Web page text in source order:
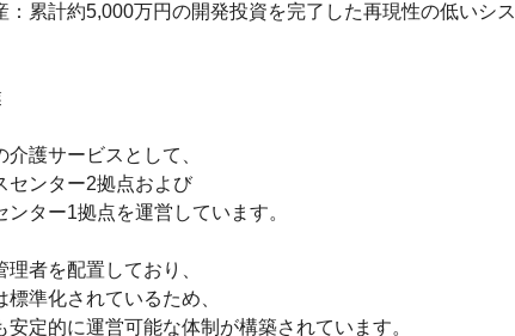
：累計約5,000万円の開発投資を完了した再現性の低いシ
介護サービスとして、
センター2拠点および
ンター1拠点を運営しています。
理者を配置しており、
標準化されているため、
安定的に運営可能な体制が構築されています。